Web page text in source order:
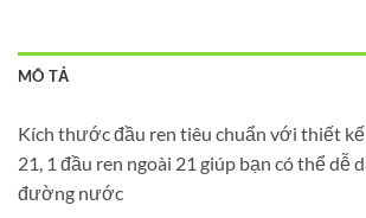
MÔ TẢ
Kích thước đầu ren tiêu chuẩn với thiết
21, 1 đầu ren ngoài 21 giúp bạn có thể dễ
đường nước